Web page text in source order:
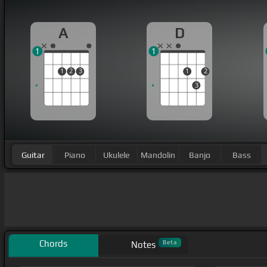
A
1 2 3
1
D
1
3
2
1
Guitar Piano Ukulele Mandolin Banjo Bass
Chords Notes Beta